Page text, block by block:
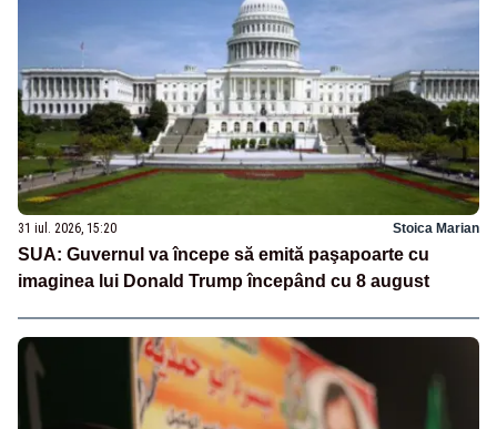
31 iul. 2026, 15:20 Stoica Marian
SUA: Guvernul va începe să emită paşapoarte cu
imaginea lui Donald Trump începând cu 8 august